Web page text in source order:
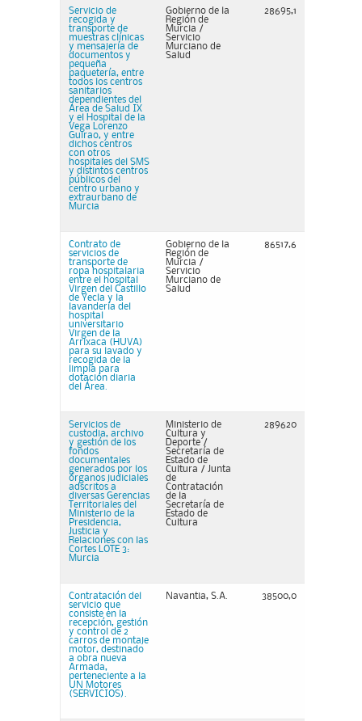
Servicio de
recogida y
transporte de
muestras clínicas
y mensajería de
documentos y
pequeña
paquetería, entre
todos los centros
sanitarios
dependientes del
Área de Salud IX
y el Hospital de la
Vega Lorenzo
Guirao, y entre
dichos centros
con otros
hospitales del SMS
y distintos centros
públicos del
centro urbano y
extraurbano de
Murcia
Gobierno de la
Región de
Murcia /
Servicio
Murciano de
Salud
28695,1
Contrato de
servicios de
transporte de
ropa hospitalaria
entre el hospital
Virgen del Castillo
de Yecla y la
lavandería del
hospital
universitario
Virgen de la
Arrixaca (HUVA)
para su lavado y
recogida de la
limpia para
dotación diaria
del Área.
Gobierno de la
Región de
Murcia /
Servicio
Murciano de
Salud
86517,6
Servicios de
custodia, archivo
y gestión de los
fondos
documentales
generados por los
órganos judiciales
adscritos a
diversas Gerencias
Territoriales del
Ministerio de la
Presidencia,
Justicia y
Relaciones con las
Cortes LOTE 3:
Murcia
Ministerio de
Cultura y
Deporte /
Secretaría de
Estado de
Cultura / Junta
de
Contratación
de la
Secretaría de
Estado de
Cultura
289620
Contratación del
servicio que
consiste en la
recepción, gestión
y control de 2
carros de montaje
motor, destinado
a obra nueva
Armada,
perteneciente a la
UN Motores
(SERVICIOS).
Navantia, S.A. 38500,0